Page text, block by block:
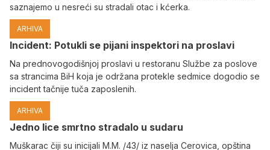
saznajemo u nesreći su stradali otac i kćerka.
ARHIVA
Incident: Potukli se pijani inspektori na proslavi
Na prednovogodišnjoj proslavi u restoranu Službe za poslove
sa strancima BiH koja je održana protekle sedmice dogodio se
incident tačnije tuča zaposlenih.
ARHIVA
Јedno lice smrtno stradalo u sudaru
Muškarac čiji su inicijali M.M. /43/ iz naselja Cerovica, opština